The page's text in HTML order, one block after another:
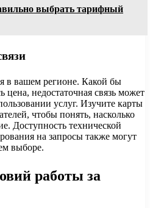
выбрать тарифный
в вашем регионе. Какой бы
цена, недостаточная связь может
услуг. Изучите карты
чтобы понять, насколько
Доступность технической
на запросы также могут
выборе.
работы за